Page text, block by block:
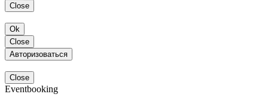
Close
Ok
Close
Авторизоваться
Close
Eventbooking